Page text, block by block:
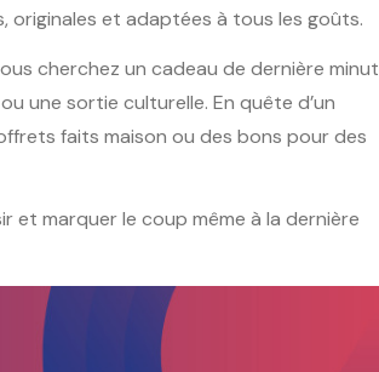
originales et adaptées à tous les goûts.
cherchez un cadeau de dernière
une sortie culturelle. En quête d’un
faits maison ou des bons pour des
et marquer le coup même à la dernière